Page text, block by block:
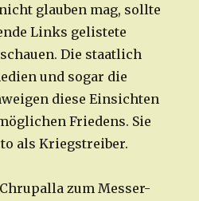
glauben mag, sollte
Links gelistete
Die staatlich
und sogar die
diese Einsichten
Friedens. Sie
als Kriegstreiber.
zum Messer-